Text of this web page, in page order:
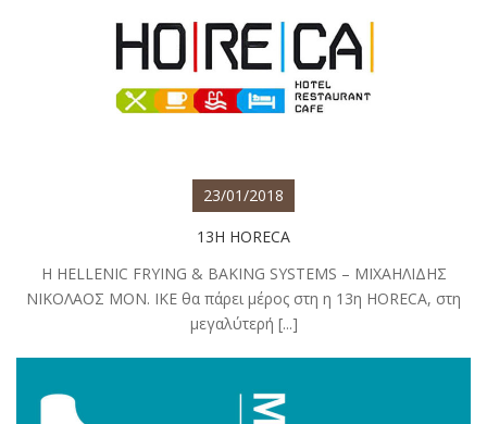
23/01/2018
13Η HORECA
Η HELLENIC FRYING & BAKING SYSTEMS – ΜΙΧΑΗΛΙΔΗΣ
ΝΙΚΟΛΑΟΣ ΜΟΝ. ΙΚΕ θα πάρει μέρος στη η 13η HORECA, στη
μεγαλύτερή [...]